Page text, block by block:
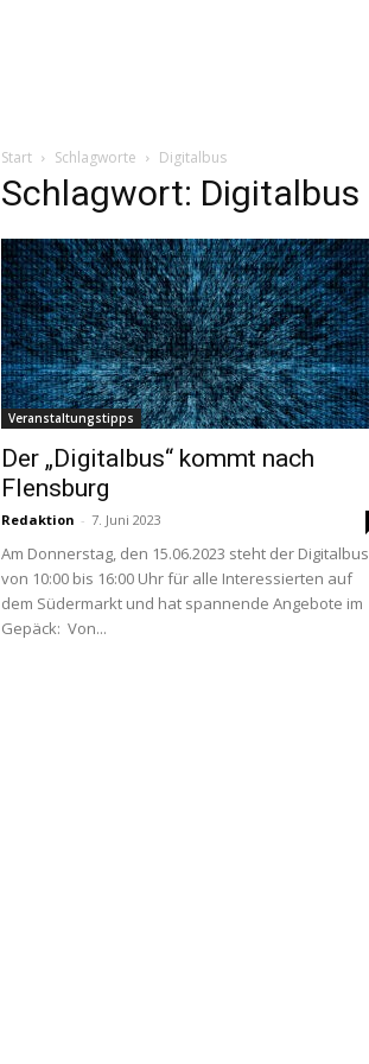
Start Schlagworte Digitalbus
Schlagwort: Digitalbus
Veranstaltungstipps
Der „Digitalbus“ kommt nach
Flensburg
Redaktion - 7. Juni 2023
Am Donnerstag, den 15.06.2023 steht der Digitalbus
von 10:00 bis 16:00 Uhr für alle Interessierten auf
dem Südermarkt und hat spannende Angebote im
Gepäck: Von...